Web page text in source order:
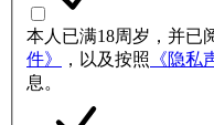
本人已满18周岁，并已
件》
，以及按照 《隐私
息。